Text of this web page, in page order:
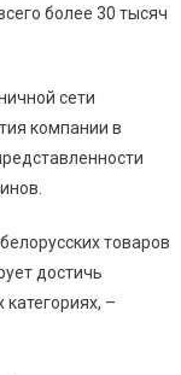
более 30 тысяч
сети
компании в
товаров
достичь
–